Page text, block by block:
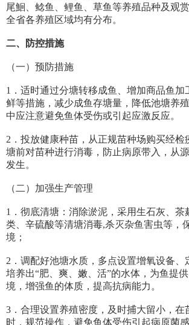
尾鮰、鲶鱼、鲤鱼、草鱼等养殖品种及观
全省各养殖区域均有分布。
二、防控措施
（一）预防措施
1．适时通过分塘转移成鱼、增加商品鱼加
鲜等措施，减少成鱼存塘量，降低池塘养
中应注意避免鱼体受伤或引起应激反应。
2．投放健康种苗，从正规苗种场购买经检
塘前对苗种进行消毒，防止病原带入，从
发生。
（二）加强生产管理
1．彻底清塘：消除淤泥，采用生石灰、茶
类、辛硫酸等清塘消毒,杀灭杂鱼害虫等，
境；
2．调配好池塘水质，多点设置增氧设备、
培养出“肥、爽、嫩、活”的水体，为鱼提
境，增强鱼的体质，提高抗病能力。
3．合理设置养殖密度，及时捕大留小，在
时，规范操作，避免鱼体受伤引起病原菌